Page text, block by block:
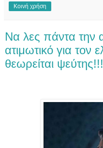
Κοινή χρήση
Να λες πάντα την
ατιμωτικό για
θεωρείται